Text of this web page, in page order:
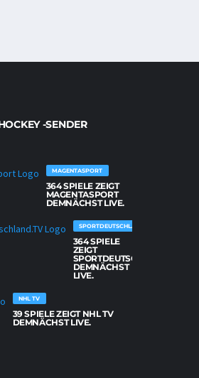
-SENDER
MAGENTASPORT
364 SPIELE ZEIGT
MAGENTASPORT
DEMNÄCHST LIVE.
SPORTDEUTSCHLAND.TV
364 SPIELE
ZEIGT
SPORTDEUTSCHLAND.TV
DEMNÄCHST
LIVE.
NHL TV
39 SPIELE ZEIGT NHL TV
DEMNÄCHST LIVE.